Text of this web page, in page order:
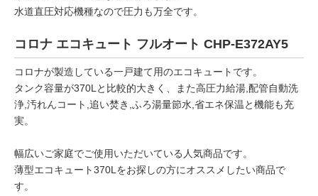
水道直圧対応機種なので圧力も万全です。
コロナ エコキュート フルオート CHP-E372AY5
コロナが製造している一戸建て用のエコキュートです。
タンク容量が370Lと比較的大きく、また高圧力給湯,配管自動洗
浄,汚れんコート,追い焚き,ふろ湯量節水,省エネ保温と機能も充
実。
幅広いご家庭でご使用いただいている人気商品です。
薄型エコキュート370Lをお探しの方にオススメしたい商品で
す。